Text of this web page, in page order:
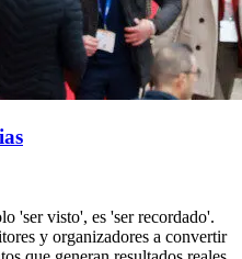
'ser visto', es 'ser recordado'.
y organizadores a convertir